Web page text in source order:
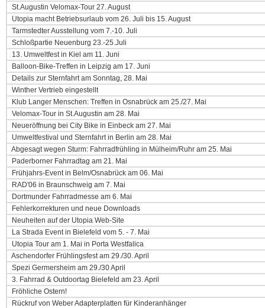
St.Augustin Velomax-Tour 27. August
Utopia macht Betriebsurlaub vom 26. Juli bis 15. August
Tarmstedter Ausstellung vom 7.-10. Juli
Schloßpartie Neuenburg 23.-25.Juli
13. Umweltfest in Kiel am 11. Juni
Balloon-Bike-Treffen in Leipzig am 17. Juni
Details zur Sternfahrt am Sonntag, 28. Mai
Winther Vertrieb eingestellt
Klub Langer Menschen: Treffen in Osnabrück am 25./27. Mai
Velomax-Tour in St.Augustin am 28. Mai
Neueröffnung bei City Bike in Einbeck am 27. Mai
Umweltfestival und Sternfahrt in Berlin am 28. Mai
Abgesagt wegen Sturm: Fahrradfrühling in Mülheim/Ruhr am 25. Mai
Paderborner Fahrradtag am 21. Mai
Frühjahrs-Event in Belm/Osnabrück am 06. Mai
RAD'06 in Braunschweig am 7. Mai
Dortmunder Fahrradmesse am 6. Mai
Fehlerkorrekturen und neue Downloads
Neuheiten auf der Utopia Web-Site
La Strada Event in Bielefeld vom 5. - 7. Mai
Utopia Tour am 1. Mai in Porta Westfalica
Aschendorfer Frühlingsfest am 29./30. April
Spezi Germersheim am 29./30 April
3. Fahrrad & Outdoortag Bielefeld am 23. April
Fröhliche Ostern!
Rückruf von Weber Adapterplatten für Kinderanhänger